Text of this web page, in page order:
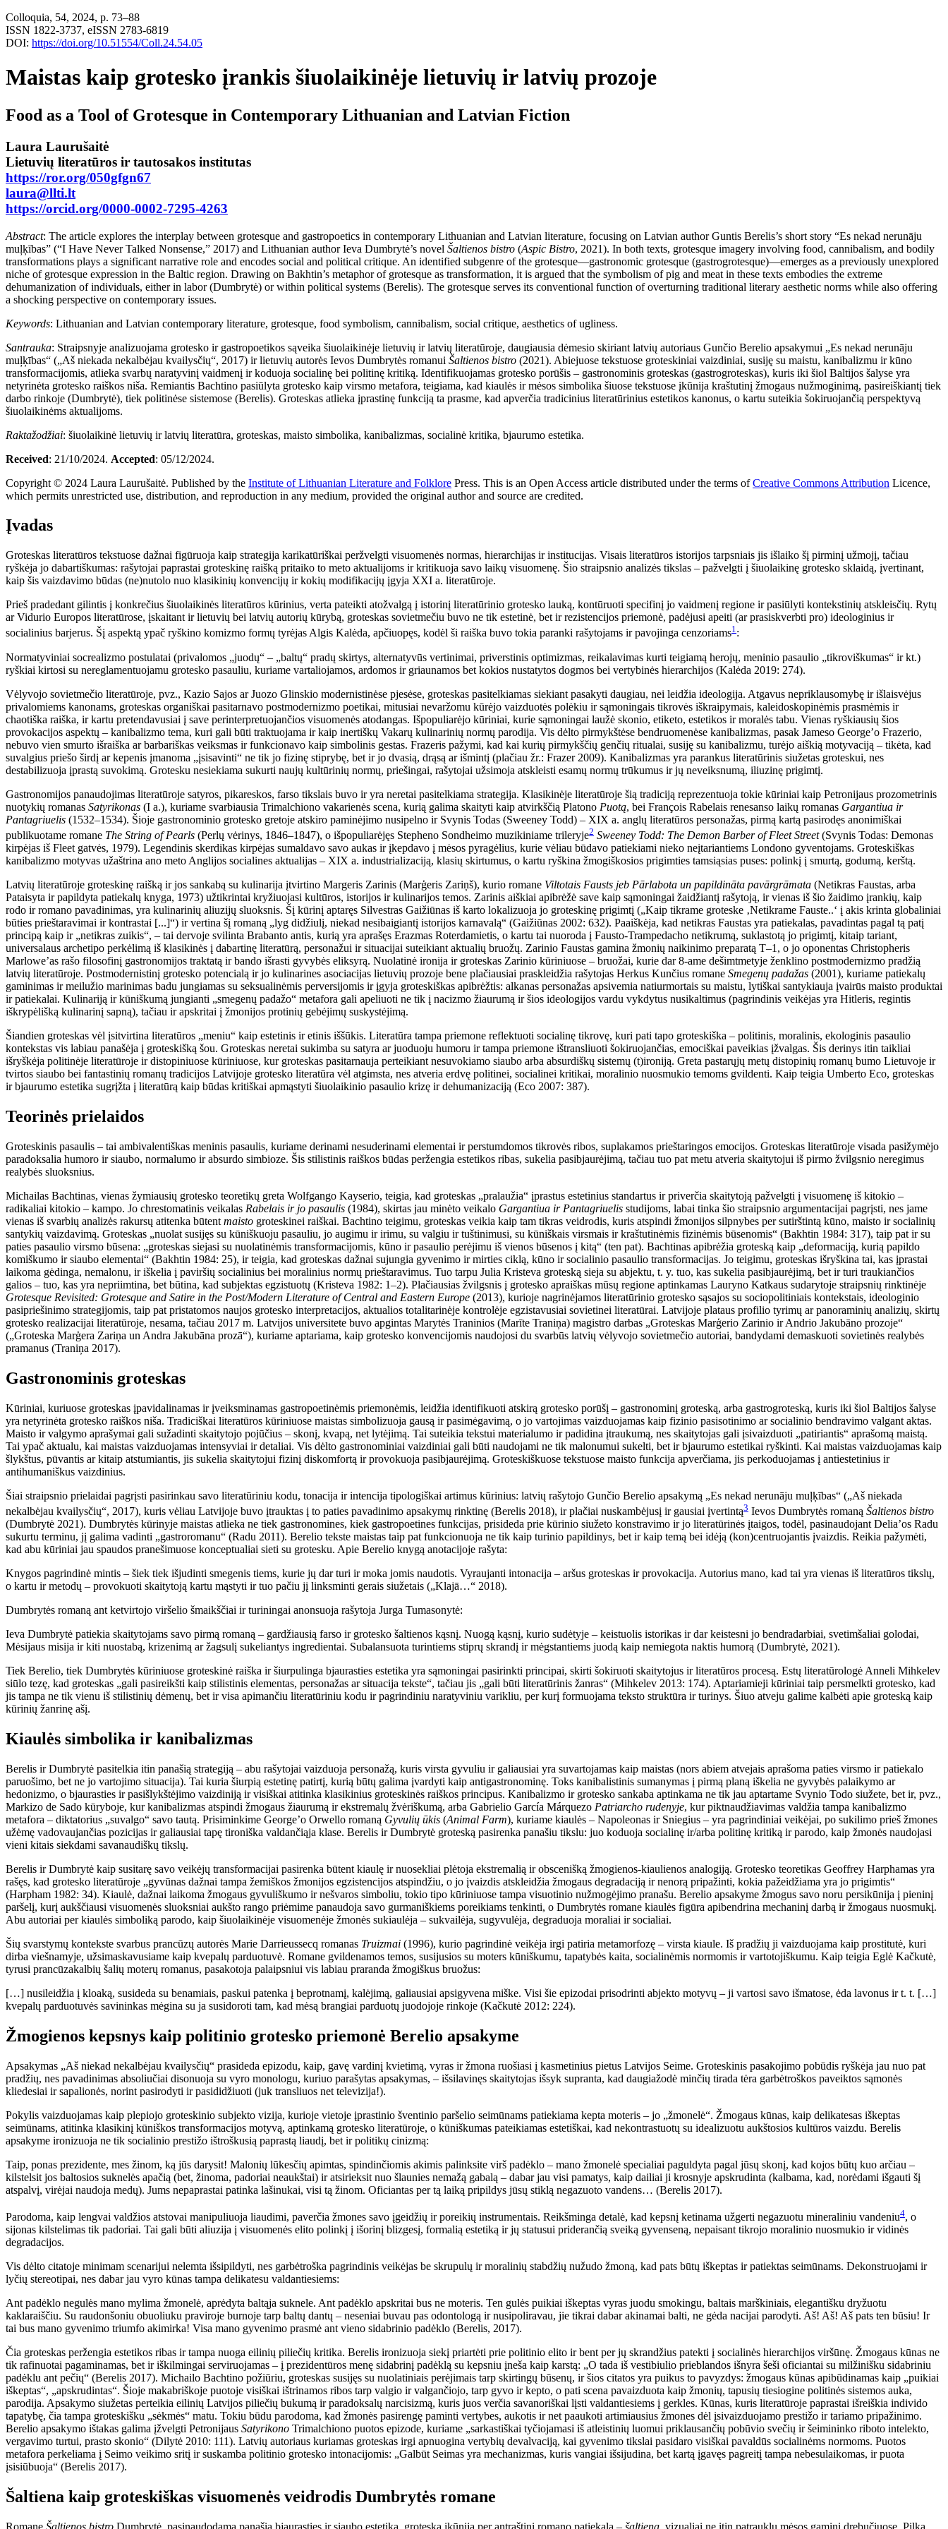
Colloquia, 54, 2024, p. 73–88
ISSN 1822-3737, eISSN 2783-6819
DOI: https://doi.org/10.51554/Coll.24.54.05
Maistas kaip grotesko įrankis šiuolaikinėje lietuvių ir latvių prozoje
Food as a Tool of Grotesque in Contemporary Lithuanian and Latvian Fiction
Laura Laurušaitė
Lietuvių literatūros ir tautosakos institutas
https://ror.org/050gfgn67
laura@llti.lt
https://orcid.org/0000-0002-7295-4263
Abstract: The article explores the interplay between grotesque and gastropoetics in contemporary Lithuanian and Latvian literature, focusing on Latvian author Guntis Berelis’s short story “Es nekad nerunāju
muļķības” (“I Have Never Talked Nonsense,” 2017) and Lithuanian author Ieva Dumbrytė’s novel Šaltienos bistro (Aspic Bistro, 2021). In both texts, grotesque imagery involving food, cannibalism, and bodily
transformations plays a significant narrative role and encodes social and political critique. An identified subgenre of the grotesque—gastronomic grotesque (gastrogrotesque)—emerges as a previously unexplored
niche of grotesque expression in the Baltic region. Drawing on Bakhtin’s metaphor of grotesque as transformation, it is argued that the symbolism of pig and meat in these texts embodies the extreme
dehumanization of individuals, either in labor (Dumbrytė) or within political systems (Berelis). The grotesque serves its conventional function of overturning traditional literary aesthetic norms while also offering
a shocking perspective on contemporary issues.
Keywords: Lithuanian and Latvian contemporary literature, grotesque, food symbolism, cannibalism, social critique, aesthetics of ugliness.
Santrauka: Straipsnyje analizuojama grotesko ir gastropoetikos sąveika šiuolaikinėje lietuvių ir latvių literatūroje, daugiausia dėmesio skiriant latvių autoriaus Gunčio Berelio apsakymui „Es nekad nerunāju
muļķības“ („Aš niekada nekalbėjau kvailysčių“, 2017) ir lietuvių autorės Ievos Dumbrytės romanui Šaltienos bistro (2021). Abiejuose tekstuose groteskiniai vaizdiniai, susiję su maistu, kanibalizmu ir kūno
transformacijomis, atlieka svarbų naratyvinį vaidmenį ir koduoja socialinę bei politinę kritiką. Identifikuojamas grotesko porūšis – gastronominis groteskas (gastrogroteskas), kuris iki šiol Baltijos šalyse yra
netyrinėta grotesko raiškos niša. Remiantis Bachtino pasiūlyta grotesko kaip virsmo metafora, teigiama, kad kiaulės ir mėsos simbolika šiuose tekstuose įkūnija kraštutinį žmogaus nužmoginimą, pasireiškiantį tiek
darbo rinkoje (Dumbrytė), tiek politinėse sistemose (Berelis). Groteskas atlieka įprastinę funkciją ta prasme, kad apverčia tradicinius literatūrinius estetikos kanonus, o kartu suteikia šokiruojančią perspektyvą
šiuolaikinėms aktualijoms.
Raktažodžiai: šiuolaikinė lietuvių ir latvių literatūra, groteskas, maisto simbolika, kanibalizmas, socialinė kritika, bjaurumo estetika.
Received: 21/10/2024. Accepted: 05/12/2024.
Copyright © 2024 Laura Laurušaitė. Published by the Institute of Lithuanian Literature and Folklore Press. This is an Open Access article distributed under the terms ofCreative Commons Attribution Licence,
which permits unrestricted use, distribution, and reproduction in any medium, provided the original author and source are credited.
Įvadas
Groteskas literatūros tekstuose dažnai figūruoja kaip strategija karikatūriškai peržvelgti visuomenės normas, hierarchijas ir institucijas. Visais literatūros istorijos tarpsniais jis išlaiko šį pirminį užmojį, tačiau
ryškėja jo dabartiškumas: rašytojai paprastai groteskinę raišką pritaiko to meto aktualijoms ir kritikuoja savo laikų visuomenę. Šio straipsnio analizės tikslas – pažvelgti į šiuolaikinę grotesko sklaidą, įvertinant,
kaip šis vaizdavimo būdas (ne)nutolo nuo klasikinių konvencijų ir kokių modifikacijų įgyja XXI a. literatūroje.
Prieš pradedant gilintis į konkrečius šiuolaikinės literatūros kūrinius, verta pateikti atožvalgą į istorinį literatūrinio grotesko lauką, kontūruoti specifinį jo vaidmenį regione ir pasiūlyti kontekstinių atskleisčių. Rytų
ar Vidurio Europos literatūrose, įskaitant ir lietuvių bei latvių autorių kūrybą, groteskas sovietmečiu buvo ne tik estetinė, bet ir rezistencijos priemonė, padėjusi apeiti (ar prasiskverbti pro) ideologinius ir
socialinius barjerus. Šį aspektą ypač ryškino komizmo formų tyrėjas Algis Kalėda, apčiuopęs, kodėl ši raiška buvo tokia paranki rašytojams ir pavojinga cenzoriams1:
Normatyviniai socrealizmo postulatai (privalomos „juodų“ – „baltų“ pradų skirtys, alternatyvūs vertinimai, priverstinis optimizmas, reikalavimas kurti teigiamą herojų, meninio pasaulio „tikroviškumas“ ir kt.)
ryškiai kirtosi su nereglamentuojamu grotesko pasauliu, kuriame vartaliojamos, ardomos ir griaunamos bet kokios nustatytos dogmos bei vertybinės hierarchijos (Kalėda 2019: 274).
Vėlyvojo sovietmečio literatūroje, pvz., Kazio Sajos ar Juozo Glinskio modernistinėse pjesėse, groteskas pasitelkiamas siekiant pasakyti daugiau, nei leidžia ideologija. Atgavus nepriklausomybę ir išlaisvėjus
privalomiems kanonams, groteskas organiškai pasitarnavo postmodernizmo poetikai, mitusiai nevaržomu kūrėjo vaizduotės polėkiu ir sąmoningais tikrovės iškraipymais, kaleidoskopinėmis prasmėmis ir
chaotiška raiška, ir kartu pretendavusiai į save perinterpretuojančios visuomenės atodangas. Išpopuliarėjo kūriniai, kurie sąmoningai laužė skonio, etiketo, estetikos ir moralės tabu. Vienas ryškiausių šios
provokacijos aspektų – kanibalizmo tema, kuri gali būti traktuojama ir kaip inertiškų Vakarų kulinarinių normų parodija. Vis dėlto pirmykštėse bendruomenėse kanibalizmas, pasak Jameso George’o Frazerio,
nebuvo vien smurto išraiška ar barbariškas veiksmas ir funkcionavo kaip simbolinis gestas. Frazeris pažymi, kad kai kurių pirmykščių genčių ritualai, susiję su kanibalizmu, turėjo aiškią motyvaciją – tikėta, kad
suvalgius priešo širdį ar kepenis įmanoma „įsisavinti“ ne tik jo fizinę stiprybę, bet ir jo dvasią, drąsą ar išmintį (plačiau žr.: Frazer 2009). Kanibalizmas yra parankus literatūrinis siužetas groteskui, nes
destabilizuoja įprastą suvokimą. Grotesku nesiekiama sukurti naujų kultūrinių normų, priešingai, rašytojai užsimoja atskleisti esamų normų trūkumus ir jų neveiksnumą, iliuzinę prigimtį.
Gastronomijos panaudojimas literatūroje satyros, pikareskos, farso tikslais buvo ir yra neretai pasitelkiama strategija. Klasikinėje literatūroje šią tradiciją reprezentuoja tokie kūriniai kaip Petronijaus prozometrinis
nuotykių romanas Satyrikonas (I a.), kuriame svarbiausia Trimalchiono vakarienės scena, kurią galima skaityti kaip atvirkščią Platono Puotą, bei François Rabelais renesanso laikų romanas Gargantiua ir
Pantagriuelis (1532–1534). Šioje gastronominio grotesko gretoje atskiro paminėjimo nusipelno ir Svynis Todas (Sweeney Todd) – XIX a. anglų literatūros personažas, pirmą kartą pasirodęs anonimiškai
publikuotame romane The String of Pearls (Perlų vėrinys, 1846–1847), o išpopuliarėjęs Stepheno Sondheimo muzikiniame trileryje2 Sweeney Todd: The Demon Barber of Fleet Street(Svynis Todas: Demonas
kirpėjas iš Fleet gatvės, 1979). Legendinis skerdikas kirpėjas sumaldavo savo aukas ir įkepdavo į mėsos pyragėlius, kurie vėliau būdavo patiekiami nieko neįtariantiems Londono gyventojams. Groteskiškas
kanibalizmo motyvas užaštrina ano meto Anglijos socialines aktualijas – XIX a. industrializaciją, klasių skirtumus, o kartu ryškina žmogiškosios prigimties tamsiąsias puses: polinkį į smurtą, godumą, kerštą.
Latvių literatūroje groteskinę raišką ir jos sankabą su kulinarija įtvirtino Margeris Zarinis (Marģeris Zariņš), kurio romane Viltotais Fausts jeb Pārlabota un papildināta pavārgrāmata (Netikras Faustas, arba
Pataisyta ir papildyta patiekalų knyga, 1973) užtikrintai kryžiuojasi kultūros, istorijos ir kulinarijos temos. Zarinis aiškiai apibrėžė save kaip sąmoningai žaidžiantį rašytoją, ir vienas iš šio žaidimo įrankių, kaip
rodo ir romano pavadinimas, yra kulinarinių aliuzijų sluoksnis. Šį kūrinį aptaręs Silvestras Gaižiūnas iš karto lokalizuoja jo groteskinę prigimtį („Kaip tikrame groteske ‚Netikrame Fauste..‘ į akis krinta globaliniai
būties prieštaravimai ir kontrastai [...]“) ir vertina šį romaną „lyg didžiulį, niekad nesibaigiantį istorijos karnavalą“ (Gaižiūnas 2002: 632). Paaiškėja, kad netikras Faustas yra patiekalas, pavadintas pagal tą patį
principą kaip ir „netikras zuikis“, – tai dervoje svilinta Brabanto antis, kurią yra aprašęs Erazmas Roterdamietis, o kartu tai nuoroda į Fausto-Trampedacho netikrumą, suklastotą jo prigimtį, kitaip tariant,
universalaus archetipo perkėlimą iš klasikinės į dabartinę literatūrą, personažui ir situacijai suteikiant aktualių bruožų. Zarinio Faustas gamina žmonių naikinimo preparatą T–1, o jo oponentas Christopheris
Marlowe’as rašo filosofinį gastronomijos traktatą ir bando išrasti gyvybės eliksyrą. Nuolatinė ironija ir groteskas Zarinio kūriniuose – bruožai, kurie dar 8-ame dešimtmetyje ženklino postmodernizmo pradžią
latvių literatūroje. Postmodernistinį grotesko potencialą ir jo kulinarines asociacijas lietuvių prozoje bene plačiausiai praskleidžia rašytojas Herkus Kunčius romane Smegenų padažas (2001), kuriame patiekalų
gaminimas ir meilužio marinimas badu jungiamas su seksualinėmis perversijomis ir įgyja groteskiškas apibrėžtis: alkanas personažas apsivemia natiurmortais su maistu, lytiškai santykiauja įvairūs maisto produktai
ir patiekalai. Kulinariją ir kūniškumą jungianti „smegenų padažo“ metafora gali apeliuoti ne tik į nacizmo žiaurumą ir šios ideologijos vardu vykdytus nusikaltimus (pagrindinis veikėjas yra Hitleris, regintis
iškrypėlišką kulinarinį sapną), tačiau ir apskritai į žmonijos protinių gebėjimų suskystėjimą.
Šiandien groteskas vėl įsitvirtina literatūros „meniu“ kaip estetinis ir etinis iššūkis. Literatūra tampa priemone reflektuoti socialinę tikrovę, kuri pati tapo groteskiška – politinis, moralinis, ekologinis pasaulio
kontekstas vis labiau panašėja į groteskišką šou. Groteskas neretai sukimba su satyra ar juoduoju humoru ir tampa priemone ištransliuoti šokiruojančias, emociškai paveikias įžvalgas. Šis derinys itin taikliai
išryškėja politinėje literatūroje ir distopiniuose kūriniuose, kur groteskas pasitarnauja perteikiant nesuvokiamo siaubo arba absurdiškų sistemų (t)ironiją. Greta pastarųjų metų distopinių romanų bumo Lietuvoje ir
tvirtos siaubo bei fantastinių romanų tradicijos Latvijoje grotesko literatūra vėl atgimsta, nes atveria erdvę politinei, socialinei kritikai, moralinio nuosmukio temoms gvildenti. Kaip teigia Umberto Eco, groteskas
ir bjaurumo estetika sugrįžta į literatūrą kaip būdas kritiškai apmąstyti šiuolaikinio pasaulio krizę ir dehumanizaciją (Eco 2007: 387).
Teorinės prielaidos
Groteskinis pasaulis – tai ambivalentiškas meninis pasaulis, kuriame derinami nesuderinami elementai ir perstumdomos tikrovės ribos, suplakamos prieštaringos emocijos. Groteskas literatūroje visada pasižymėjo
paradoksalia humoro ir siaubo, normalumo ir absurdo simbioze. Šis stilistinis raiškos būdas peržengia estetikos ribas, sukelia pasibjaurėjimą, tačiau tuo pat metu atveria skaitytojui iš pirmo žvilgsnio neregimus
realybės sluoksnius.
Michailas Bachtinas, vienas žymiausių grotesko teoretikų greta Wolfgango Kayserio, teigia, kad groteskas „pralaužia“ įprastus estetinius standartus ir priverčia skaitytoją pažvelgti į visuomenę iš kitokio –
radikaliai kitokio – kampo. Jo chrestomatinis veikalas Rabelais ir jo pasaulis (1984), skirtas jau minėto veikalo Gargantiua ir Pantagriuelis studijoms, labai tinka šio straipsnio argumentacijai pagrįsti, nes jame
vienas iš svarbių analizės rakursų atitenka būtent maisto groteskinei raiškai. Bachtino teigimu, groteskas veikia kaip tam tikras veidrodis, kuris atspindi žmonijos silpnybes per sutirštintą kūno, maisto ir socialinių
santykių vaizdavimą. Groteskas „nuolat susijęs su kūniškuoju pasauliu, jo augimu ir irimu, su valgiu ir tuštinimusi, su kūniškais virsmais ir kraštutinėmis fizinėmis būsenomis“ (Bakhtin 1984: 317), taip pat ir su
paties pasaulio virsmo būsena: „groteskas siejasi su nuolatinėmis transformacijomis, kūno ir pasaulio perėjimu iš vienos būsenos į kitą“ (ten pat). Bachtinas apibrėžia groteską kaip „deformaciją, kurią papildo
komiškumo ir siaubo elementai“ (Bakhtin 1984: 25), ir teigia, kad groteskas dažnai sujungia gyvenimo ir mirties ciklą, kūno ir socialinio pasaulio transformacijas. Jo teigimu, groteskas išryškina tai, kas įprastai
laikoma gėdinga, nemalonu, ir iškelia į paviršių socialinius bei moralinius normų prieštaravimus. Tuo tarpu Julia Kristeva groteską sieja su abjektu, t. y. tuo, kas sukelia pasibjaurėjimą, bet ir turi traukiančios
galios – tuo, kas yra nepriimtina, bet būtina, kad subjektas egzistuotų (Kristeva 1982: 1–2). Plačiausias žvilgsnis į grotesko apraiškas mūsų regione aptinkamas Lauryno Katkaus sudarytoje straipsnių rinktinėje
Grotesque Revisited: Grotesque and Satire in the Post/Modern Literature of Central and Eastern Europe (2013), kurioje nagrinėjamos literatūrinio grotesko sąsajos su sociopolitiniais kontekstais, ideologinio
pasipriešinimo strategijomis, taip pat pristatomos naujos grotesko interpretacijos, aktualios totalitarinėje kontrolėje egzistavusiai sovietinei literatūrai. Latvijoje plataus profilio tyrimų ar panoraminių analizių, skirtų
grotesko realizacijai literatūroje, nesama, tačiau 2017 m. Latvijos universitete buvo apgintas Marytės Traninios (Marīte Traniņa) magistro darbas „Groteskas Marģerio Zarinio ir Andrio Jakubāno prozoje“
(„Groteska Marģera Zariņa un Andra Jakubāna prozā“), kuriame aptariama, kaip grotesko konvencijomis naudojosi du svarbūs latvių vėlyvojo sovietmečio autoriai, bandydami demaskuoti sovietinės realybės
pramanus (Traniņa 2017).
Gastronominis groteskas
Kūriniai, kuriuose groteskas įpavidalinamas ir įveiksminamas gastropoetinėmis priemonėmis, leidžia identifikuoti atskirą grotesko porūšį – gastronominį groteską, arba gastrogroteską, kuris iki šiol Baltijos šalyse
yra netyrinėta grotesko raiškos niša. Tradiciškai literatūros kūriniuose maistas simbolizuoja gausą ir pasimėgavimą, o jo vartojimas vaizduojamas kaip fizinio pasisotinimo ar socialinio bendravimo valgant aktas.
Maisto ir valgymo aprašymai gali sužadinti skaitytojo pojūčius – skonį, kvapą, net lytėjimą. Tai suteikia tekstui materialumo ir padidina įtraukumą, nes skaitytojas gali įsivaizduoti „patiriantis“ aprašomą maistą.
Tai ypač aktualu, kai maistas vaizduojamas intensyviai ir detaliai. Vis dėlto gastronominiai vaizdiniai gali būti naudojami ne tik malonumui sukelti, bet ir bjaurumo estetikai ryškinti. Kai maistas vaizduojamas kaip
šlykštus, pūvantis ar kitaip atstumiantis, jis sukelia skaitytojui fizinį diskomfortą ir provokuoja pasibjaurėjimą. Groteskiškuose tekstuose maisto funkcija apverčiama, jis perkoduojamas į antiestetinius ir
antihumaniškus vaizdinius.
Šiai straipsnio prielaidai pagrįsti pasirinkau savo literatūriniu kodu, tonacija ir intencija tipologiškai artimus kūrinius: latvių rašytojo Gunčio Berelio apsakymą „Es nekad nerunāju muļķības“ („Aš niekada
nekalbėjau kvailysčių“, 2017), kuris vėliau Latvijoje buvo įtrauktas į to paties pavadinimo apsakymų rinktinę (Berelis 2018), ir plačiai nuskambėjusį ir gausiai įvertintą3 Ievos Dumbrytės romaną Šaltienos bistro
(Dumbrytė 2021). Dumbrytės kūrinyje maistas atlieka ne tiek gastronomines, kiek gastropoetines funkcijas, prisideda prie kūrinio siužeto konstravimo ir jo literatūrinės įtaigos, todėl, pasinaudojant Delia’os Radu
sukurtu terminu, jį galima vadinti „gastroromanu“ (Radu 2011). Berelio tekste maistas taip pat funkcionuoja ne tik kaip turinio papildinys, bet ir kaip temą bei idėją (kon)centruojantis įvaizdis. Reikia pažymėti,
kad abu kūriniai jau spaudos pranešimuose konceptualiai sieti su grotesku. Apie Berelio knygą anotacijoje rašyta:
Knygos pagrindinė mintis – šiek tiek išjudinti smegenis tiems, kurie jų dar turi ir moka jomis naudotis. Vyraujanti intonacija – aršus groteskas ir provokacija. Autorius mano, kad tai yra vienas iš literatūros tikslų,
o kartu ir metodų – provokuoti skaitytoją kartu mąstyti ir tuo pačiu jį linksminti gerais siužetais („Klajā…“ 2018).
Dumbrytės romaną ant ketvirtojo viršelio šmaikščiai ir turiningai anonsuoja rašytoja Jurga Tumasonytė:
Ieva Dumbrytė patiekia skaitytojams savo pirmą romaną – gardžiausią farso ir grotesko šaltienos kąsnį. Nuogą kąsnį, kurio sudėtyje – keistuolis istorikas ir dar keistesni jo bendradarbiai, svetimšaliai golodai,
Mėsijaus misija ir kiti nuostabą, krizenimą ar žagsulį sukeliantys ingredientai. Subalansuota turintiems stiprų skrandį ir mėgstantiems juodą kaip nemiegota naktis humorą (Dumbrytė, 2021).
Tiek Berelio, tiek Dumbrytės kūriniuose groteskinė raiška ir šiurpulinga bjaurasties estetika yra sąmoningai pasirinkti principai, skirti šokiruoti skaitytojus ir literatūros procesą. Estų literatūrologė Anneli Mihkelev
siūlo tezę, kad groteskas „gali pasireikšti kaip stilistinis elementas, personažas ar situacija tekste“, tačiau jis „gali būti literatūrinis žanras“ (Mihkelev 2013: 174). Aptariamieji kūriniai taip persmelkti grotesko, kad
jis tampa ne tik vienu iš stilistinių dėmenų, bet ir visa apimančiu literatūriniu kodu ir pagrindiniu naratyviniu varikliu, per kurį formuojama teksto struktūra ir turinys. Šiuo atveju galime kalbėti apie groteską kaip
kūrinių žanrinę ašį.
Kiaulės simbolika ir kanibalizmas
Berelis ir Dumbrytė pasitelkia itin panašią strategiją – abu rašytojai vaizduoja personažą, kuris virsta gyvuliu ir galiausiai yra suvartojamas kaip maistas (nors abiem atvejais aprašoma paties virsmo ir patiekalo
paruošimo, bet ne jo vartojimo situacija). Tai kuria šiurpią estetinę patirtį, kurią būtų galima įvardyti kaip antigastronominę. Toks kanibalistinis sumanymas į pirmą planą iškelia ne gyvybės palaikymo ar
hedonizmo, o bjaurasties ir pasišlykštėjimo vaizdiniją ir visiškai atitinka klasikinius groteskinės raiškos principus. Kanibalizmo ir grotesko sankaba aptinkama ne tik jau aptartame Svynio Todo siužete, bet ir, pvz.,
Markizo de Sado kūryboje, kur kanibalizmas atspindi žmogaus žiaurumą ir ekstremalų žvėriškumą, arba Gabrielio García Márquezo Patriarcho rudenyje, kur piktnaudžiavimas valdžia tampa kanibalizmo
metafora – diktatorius „suvalgo“ savo tautą. Prisiminkime George’o Orwello romaną Gyvulių ūkis (Animal Farm), kuriame kiaulės – Napoleonas ir Sniegius – yra pagrindiniai veikėjai, po sukilimo prieš žmones
užėmę vadovaujančias pozicijas ir galiausiai tapę tironiška valdančiąja klase. Berelis ir Dumbrytė groteską pasirenka panašiu tikslu: juo koduoja socialinę ir/arba politinę kritiką ir parodo, kaip žmonės naudojasi
vieni kitais siekdami savanaudiškų tikslų.
Berelis ir Dumbrytė kaip susitarę savo veikėjų transformacijai pasirenka būtent kiaulę ir nuosekliai plėtoja ekstremalią ir obscenišką žmogienos-kiaulienos analogiją. Grotesko teoretikas Geoffrey Harphamas yra
rašęs, kad grotesko literatūroje „gyvūnas dažnai tampa žemiškos žmonijos egzistencijos atspindžiu, o jo įvaizdis atskleidžia žmogaus degradaciją ir nenorą pripažinti, kokia pažeidžiama yra jo prigimtis“
(Harpham 1982: 34). Kiaulė, dažnai laikoma žmogaus gyvuliškumo ir nešvaros simboliu, tokio tipo kūriniuose tampa visuotinio nužmogėjimo pranašu. Berelio apsakyme žmogus savo noru persikūnija į pieninį
paršelį, kurį aukščiausi visuomenės sluoksniai aukšto rango priėmime panaudoja savo gurmaniškiems poreikiams tenkinti, o Dumbrytės romane kiaulės figūra apibendrina mechaninį darbą ir žmogaus nuosmukį.
Abu autoriai per kiaulės simboliką parodo, kaip šiuolaikinėje visuomenėje žmonės sukiaulėja – sukvailėja, sugyvulėja, degraduoja moraliai ir socialiai.
Šių svarstymų kontekste svarbus prancūzų autorės Marie Darrieussecq romanas Truizmai (1996), kurio pagrindinė veikėja irgi patiria metamorfozę – virsta kiaule. Iš pradžių ji vaizduojama kaip prostitutė, kuri
dirba viešnamyje, užsimaskavusiame kaip kvepalų parduotuvė. Romane gvildenamos temos, susijusios su moters kūniškumu, tapatybės kaita, socialinėmis normomis ir vartotojiškumu. Kaip teigia Eglė Kačkutė,
tyrusi prancūzakalbių šalių moterų romanus, pasakotoja palaipsniui vis labiau praranda žmogiškus bruožus:
[…] nusileidžia į kloaką, susideda su benamiais, paskui patenka į beprotnamį, kalėjimą, galiausiai apsigyvena miške. Visi šie epizodai prisodrinti abjekto motyvų – ji vartosi savo išmatose, ėda lavonus ir t. t. […]
kvepalų parduotuvės savininkas mėgina su ja susidoroti tam, kad mėsą brangiai parduotų juodojoje rinkoje (Kačkutė 2012: 224).
Žmogienos kepsnys kaip politinio grotesko priemonė Berelio apsakyme
Apsakymas „Aš niekad nekalbėjau kvailysčių“ prasideda epizodu, kaip, gavę vardinį kvietimą, vyras ir žmona ruošiasi į kasmetinius pietus Latvijos Seime. Groteskinis pasakojimo pobūdis ryškėja jau nuo pat
pradžių, nes pavadinimas absoliučiai disonuoja su vyro monologu, kuriuo parašytas apsakymas, – išsilavinęs skaitytojas išsyk supranta, kad daugiažodė minčių tirada tėra garbėtroškos paveiktos sąmonės
kliedesiai ir sapalionės, norint pasirodyti ir pasididžiuoti (juk transliuos net televizija!).
Pokylis vaizduojamas kaip plepiojo groteskinio subjekto vizija, kurioje vietoje įprastinio šventinio paršelio seimūnams patiekiama kepta moteris – jo „žmonelė“. Žmogaus kūnas, kaip delikatesas iškeptas
seimūnams, atitinka klasikinį kūniškos transformacijos motyvą, aptinkamą grotesko literatūroje, o kūniškumas pateikiamas estetiškai, kad nekontrastuotų su idealizuotu aukštosios kultūros vaizdu. Berelis
apsakyme ironizuoja ne tik socialinio prestižo ištroškusią paprastą liaudį, bet ir politikų cinizmą:
Taip, ponas prezidente, mes žinom, ką jūs darysit! Malonių lūkesčių apimtas, spindinčiomis akimis palinksite virš padėklo – mano žmonelė specialiai paguldyta pagal jūsų skonį, kad kojos būtų kuo arčiau –
kilstelsit jos baltosios suknelės apačią (bet, žinoma, padoriai neaukštai) ir atsirieksit nuo šlaunies nemažą gabalą – dabar jau visi pamatys, kaip dailiai ji krosnyje apskrudinta (kalbama, kad, norėdami išgauti šį
atspalvį, virėjai naudoja medų). Jums nepaprastai patinka lašinukai, visi tą žinom. Oficiantas per tą laiką pripildys jūsų stiklą negazuoto vandens… (Berelis 2017).
Parodoma, kaip lengvai valdžios atstovai manipuliuoja liaudimi, paverčia žmones savo įgeidžių ir poreikių instrumentais. Reikšminga detalė, kad kepsnį ketinama užgerti negazuotu mineraliniu vandeniu4, o
sijonas kilstelimas tik padoriai. Tai gali būti aliuzija į visuomenės elito polinkį į išorinį blizgesį, formalią estetiką ir jų statusui priderančią sveiką gyvenseną, nepaisant tikrojo moralinio nuosmukio ir vidinės
degradacijos.
Vis dėlto citatoje minimam scenarijui nelemta išsipildyti, nes garbėtroška pagrindinis veikėjas be skrupulų ir moralinių stabdžių nužudo žmoną, kad pats būtų iškeptas ir patiektas seimūnams. Dekonstruojami ir
lyčių stereotipai, nes dabar jau vyro kūnas tampa delikatesu valdantiesiems:
Ant padėklo negulės mano mylima žmonelė, aprėdyta baltąja suknele. Ant padėklo apskritai bus ne moteris. Ten gulės puikiai iškeptas vyras juodu smokingu, baltais marškiniais, elegantišku dryžuotu
kaklaraiščiu. Su raudonšoniu obuoliuku praviroje burnoje tarp baltų dantų – neseniai buvau pas odontologą ir nusipoliravau, jie tikrai dabar akinamai balti, ne gėda nacijai parodyti. Aš! Aš! Aš pats ten būsiu! Ir
tai bus mano gyvenimo triumfo akimirka! Visa mano gyvenimo prasmė ant vieno sidabrinio padėklo (Berelis, 2017).
Čia groteskas peržengia estetikos ribas ir tampa nuoga eilinių piliečių kritika. Berelis ironizuoja siekį priartėti prie politinio elito ir bent per jų skrandžius patekti į socialinės hierarchijos viršūnę. Žmogaus kūnas ne
tik rafinuotai pagaminamas, bet ir iškilmingai serviruojamas – į prezidentūros menę sidabrinį padėklą su kepsniu įneša kaip karstą: „O tada iš vestibiulio prieblandos išnyra šeši oficiantai su milžinišku sidabriniu
padėklu ant pečių“ (Berelis 2017). Michailo Bachtino požiūriu, groteskas susijęs su nuolatiniais perėjimais tarp skirtingų būsenų, ir šios citatos yra puikus to pavyzdys: žmogaus kūnas apibūdinamas kaip „puikiai
iškeptas“, „apskrudintas“. Šioje makabriškoje puotoje visiškai ištrinamos ribos tarp valgio ir valgančiojo, tarp gyvo ir kepto, o pati scena pavaizduota kaip žmonių, tapusių tiesiogine politinės sistemos auka,
parodija. Apsakymo siužetas perteikia eilinių Latvijos piliečių bukumą ir paradoksalų narcisizmą, kuris juos verčia savanoriškai lįsti valdantiesiems į gerkles. Kūnas, kuris literatūroje paprastai išreiškia individo
tapatybę, čia tampa groteskišku „sėkmės“ matu. Tokiu būdu parodoma, kad žmonės pasirengę paminti vertybes, aukotis ir net paaukoti artimiausius žmones dėl įsivaizduojamo prestižo ir tariamo pripažinimo.
Berelio apsakymo ištakas galima įžvelgti Petronijaus Satyrikono Trimalchiono puotos epizode, kuriame „sarkastiškai tyčiojamasi iš atleistinių luomui priklausančių pobūvio svečių ir šeimininko riboto intelekto,
vergavimo turtui, prasto skonio“ (Dilytė 2010: 111). Latvių autoriaus kuriamas groteskas irgi apnuogina vertybių devalvaciją, kai gyvenimo tikslai pasidaro visiškai pavaldūs socialinėms normoms. Puotos
metafora perkeliama į Seimo veikimo sritį ir suskamba politinio grotesko intonacijomis: „Galbūt Seimas yra mechanizmas, kuris vangiai išsijudina, bet kartą įgavęs pagreitį tampa nebesulaikomas, ir puota
įsisiūbuoja“ (Berelis 2017).
Šaltiena kaip groteskiškas visuomenės veidrodis Dumbrytės romane
Romane Šaltienos bistro Dumbrytė, pasinaudodama panašia bjaurasties ir siaubo estetika, groteską įkūnija per antraštinį romano patiekalą – šaltieną , vizualiai ne itin patrauklų mėsos gaminį drebučiuose. Pilka,